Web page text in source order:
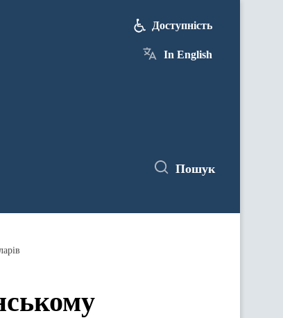
Доступність
In English
Пошук